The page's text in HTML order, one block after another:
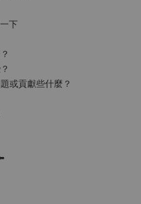
下
或貢獻些什麼？